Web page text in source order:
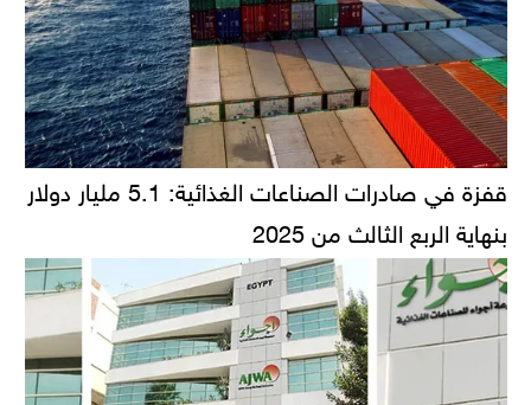
قفزة في صادرات الصناعات الغذائية: 5.1 مليار دولار
بنهاية الربع الثالث من 2025